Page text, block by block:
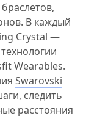
В каждый
Crystal —
Wearables.
Swarovski
следить
расстояния